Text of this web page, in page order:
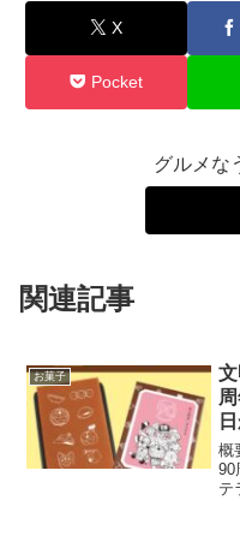
X
Pocket
グルメな
関連記事
お菓子
概
90
テ